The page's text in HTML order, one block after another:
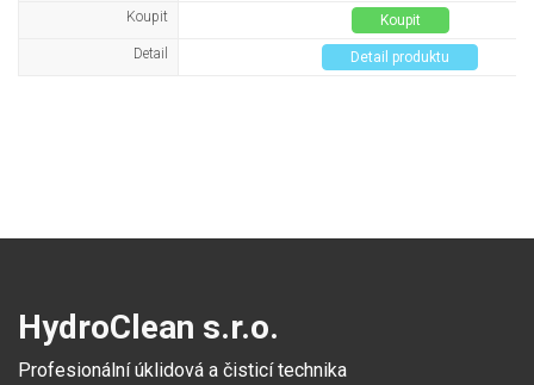
Koupit
Koupit
Detail
Detail produktu
HydroClean s.r.o.
Profesionální úklidová a čisticí technika